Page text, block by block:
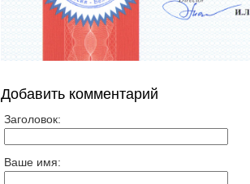
Добавить комментарий
Заголовок:
Ваше имя: